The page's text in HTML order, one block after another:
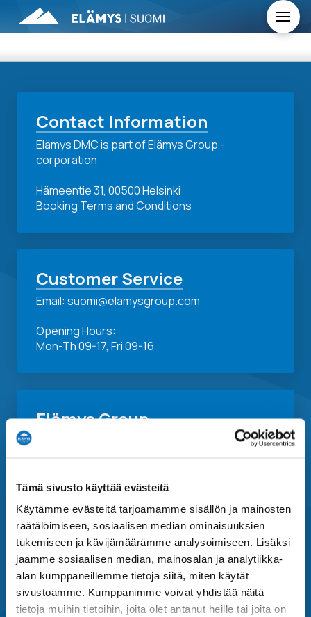
Tämä sivusto käyttää evästeitä
Käytämme evästeitä tarjoamamme sisällön ja mainosten
räätälöimiseen, sosiaalisen median ominaisuuksien
tukemiseen ja kävijämäärämme analysoimiseen. Lisäksi
jaamme sosiaalisen median, mainosalan ja analytiikka-
alan kumppaneillemme tietoja siitä, miten käytät
sivustoamme. Kumppanimme voivat yhdistää näitä
tietoja muihin tietoihin, joita olet antanut heille tai joita on
Contact Information
Elämys DMC is part of Elämys Group -
corporation
Hämeentie 31, 00500 Helsinki
Booking Terms and Conditions
Customer Service
Email: suomi@elamysgroup.com
Opening Hours:
Mon-Th 09-17, Fri 09-16
Elämys Group
Elämys Sport
Elämys Cruises
Elämys Live
Menestys Travel
OK-Matkat
Matka-Agentit